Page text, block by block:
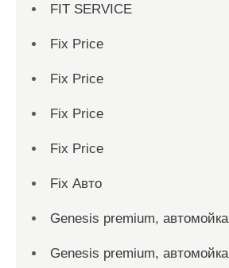
FIT SERVICE
Fix Price
Fix Price
Fix Price
Fix Price
Fix Авто
Genesis premium, автомойка
Genesis premium, автомойка